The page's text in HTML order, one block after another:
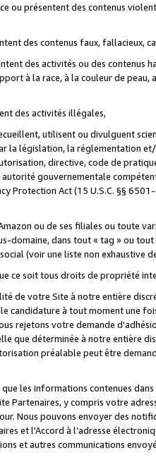
ou présentent des contenus
des contenus faux, fallacieux,
des activités ou des contenus
à la race, à la couleur de
des activités illégales,
utilisent ou divulguent
la législation, la réglementation
directive, code de
gouvernementale
Protection Act (15 U.S.C. §§
ou de ses filiales ou toute
domaine, dans tout « tag » ou
(voir une liste non exhaustive
ce soit tous droits de propriété
de votre Site à notre entière
candidature à tout moment une
rejetons votre demande
que déterminée à notre entière
préalable peut être
que les informations contenues
Partenaires, y compris votre
Nous pouvons envoyer des
et l'Accord à l’adresse
et autres communications